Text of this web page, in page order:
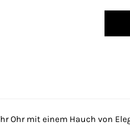
Ohr mit einem Hauch von